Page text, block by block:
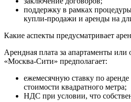
поддержку в рамках
купли-продажи и аренды на
Какие аспекты предусматривает
Арендная плата за апартаменты или
«Москва-Сити» предполагает:
ежемесячную ставку по аренде
стоимости квадратного метра;
НДС при условии, что